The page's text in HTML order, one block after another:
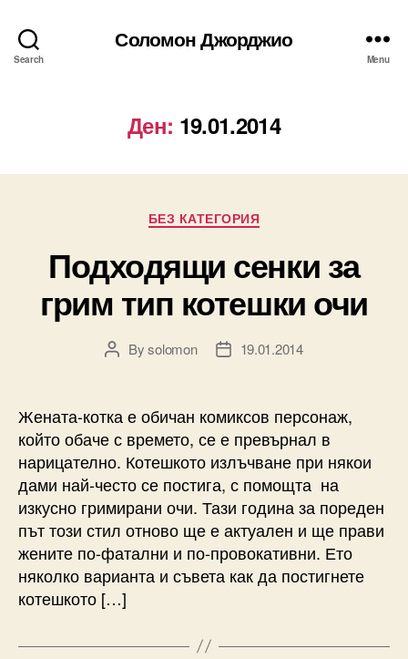
Search
Соломон Джорджио
Menu
Ден: 19.01.2014
Categories
БЕЗ КАТЕГОРИЯ
Подходящи сенки за
грим тип котешки очи
PostBysolomon
Post19.01.2014
Жената-котка е обичан комиксов персонаж,
който обаче с времето, се е превърнал в
нарицателно. Котешкото излъчване при някои
дами най-често се постига, с помощта на
изкусно гримирани очи. Тази година за пореден
път този стил отново ще е актуален и ще прави
жените по-фатални и по-провокативни. Ето
няколко варианта и съвета как да постигнете
котешкото […]